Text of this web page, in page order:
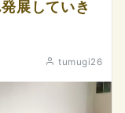
展していき
tumugi26